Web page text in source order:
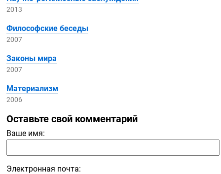
2013
Философские беседы
2007
Законы мира
2007
Материализм
2006
Оставьте свой комментарий
Ваше имя:
Электронная почта: